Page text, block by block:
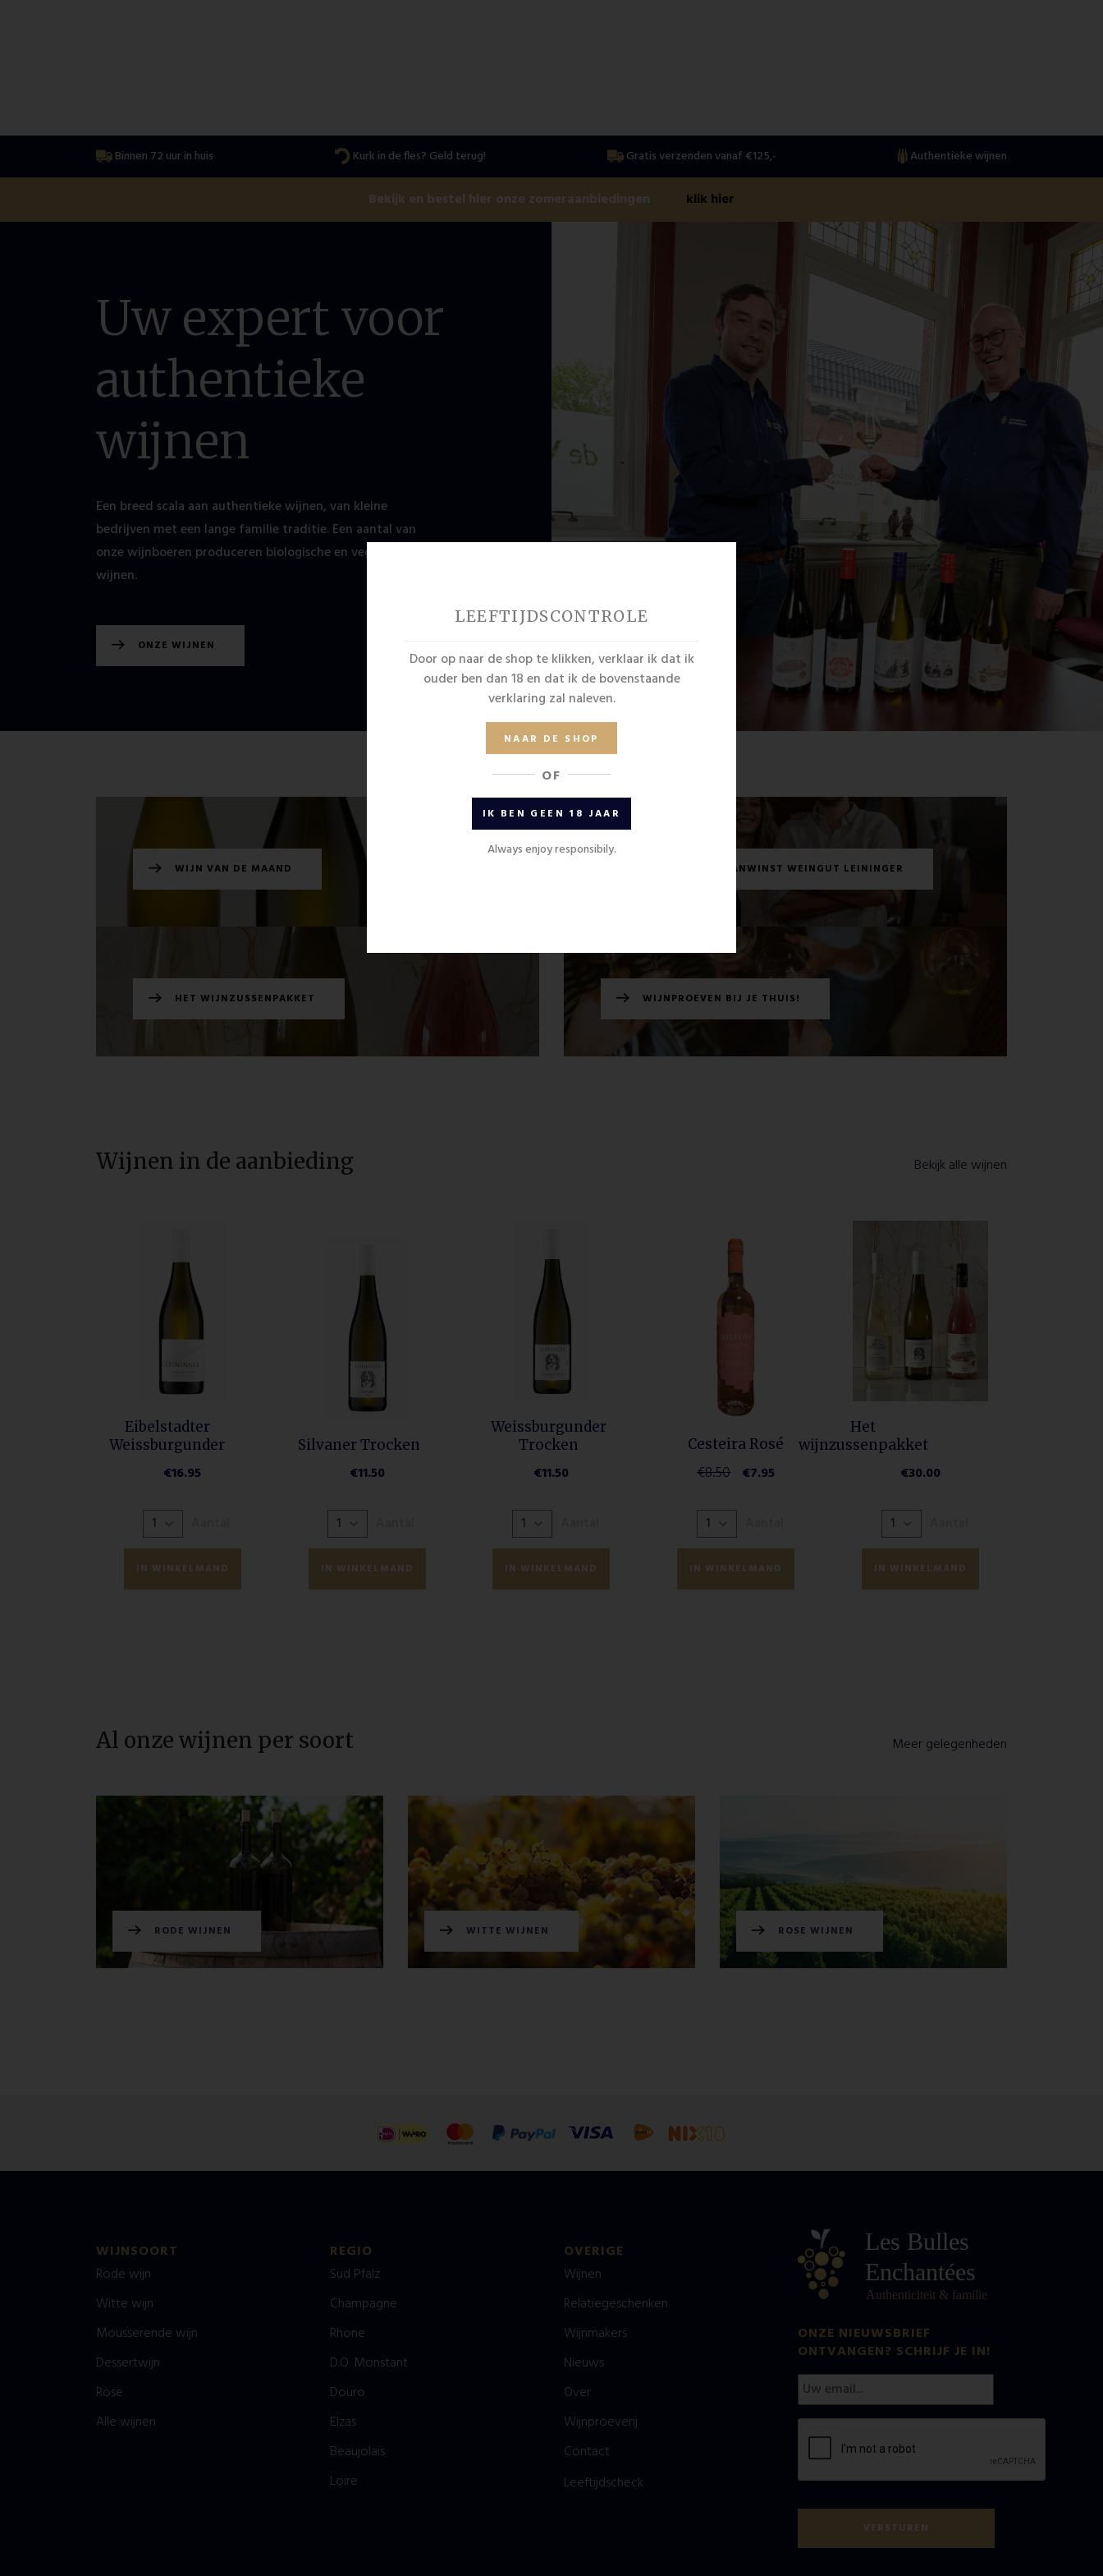
Binnen 72 uur in huis Kurk in de fles? Geld terug! Gratis verzenden vanaf €125,- Authentieke wijnen
Bekijk en bestel hier onze zomeraanbiedingen klik hier
Uw expert voor
authentieke
wijnen
Een breed scala aan authentieke wijnen, van kleine
bedrijven met een lange familie traditie. Een aantal van
onze wijnboeren produceren biologische en veganistische
wijnen.
ONZE WIJNEN
WIJN VAN DE MAAND ONZE NIEUWE AANWINST WEINGUT LEININGER
HET WIJNZUSSENPAKKET WIJNPROEVEN BIJ JE THUIS!
Wijnen in de aanbieding Bekijk alle wijnen
Eibelstadter
Weissburgunder
€16.95
IN WINKELMAND
Silvaner Trocken
€11.50
IN WINKELMAND
Weissburgunder
Trocken
€11.50
IN WINKELMAND
Cesteira Rosé
€8.50 €7.95
IN WINKELMAND
Het
wijnzussenpakket
€30.00
IN WINKELMAND
Al onze wijnen per soort Meer gelegenheden
RODE WIJNEN WITTE WIJNEN ROSE WIJNEN
WIJNSOORT
Rode wijn
Witte wijn
Mousserende wijn
Dessertwijn
Rose
Alle wijnen
REGIO
Sud Pfalz
Champagne
Rhone
D.O. Monstant
Douro
Elzas
Beaujolais
Loire
OVERIGE
Wijnen
Relatiegeschenken
Wijnmakers
Nieuws
Over
Wijnproeverij
Contact
Leeftijdscheck
ONZE NIEUWSBRIEF
ONTVANGEN? SCHRIJF JE IN!
LEEFTIJDSCONTROLE
Door op naar de shop te klikken, verklaar ik dat ik
ouder ben dan 18 en dat ik de bovenstaande
verklaring zal naleven.
NAAR DE SHOP
OF
IK BEN GEEN 18 JAAR
Always enjoy responsibily.